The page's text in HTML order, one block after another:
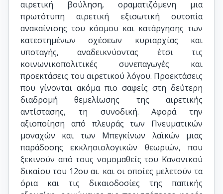
αιρετική βούληση, οραματιζόμενη μια
πρωτότυπη αιρετική εξισωτική ουτοπία
ανακαίνισης του κόσμου και κατάργησης των
κατεστημένων σχέσεων κυριαρχίας και
υποταγής, αναδεικνύοντας έτσι τις
κοινωνικοπολιτικές συνεπαγωγές και
προεκτάσεις του αιρετικού λόγου. Προεκτάσεις
που γίνονται ακόμα πιο σαφείς στη δεύτερη
διαδρομή θεμελίωσης της αιρετικής
αντίστασης, τη συνοδική. Αφορά την
αξιοποίηση από πλευράς των Πνευματικών
μοναχών και των Μπεγκίνων λαϊκών μιας
παράδοσης εκκλησιολογικών θεωριών, που
ξεκινούν από τους νομομαθείς του Κανονικού
δικαίου του 12ου αι. και οι οποίες μελετούν τα
όρια και τις δικαιοδοσίες της παπικής